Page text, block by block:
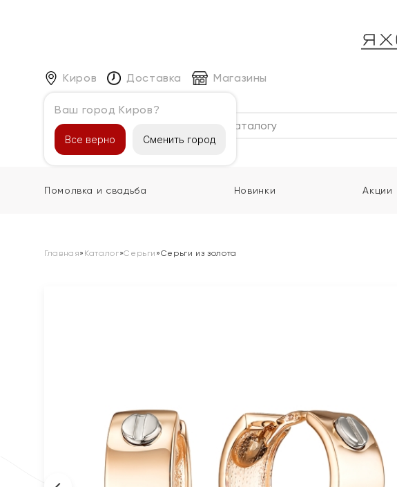
Киров
Ваш город Киров?
Все верно Сменить город
Доставка Магазины
Каталог
Помолвка и свадьба Новинки Акции
Главная» Каталог»Серьги »Серьги из золота